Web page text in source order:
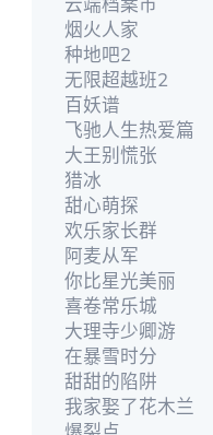
烟火人家
种地吧2
无限超越班2
百妖谱
飞驰人生热爱篇
大王别慌张
猎冰
甜心萌探
欢乐家长群
阿麦从军
你比星光美丽
喜卷常乐城
大理寺少卿游
在暴雪时分
甜甜的陷阱
我家娶了花木兰